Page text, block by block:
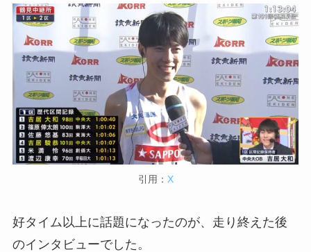
引用： X
好タイム以上に話題になったのが、走り終えた後
のインタビューでした。